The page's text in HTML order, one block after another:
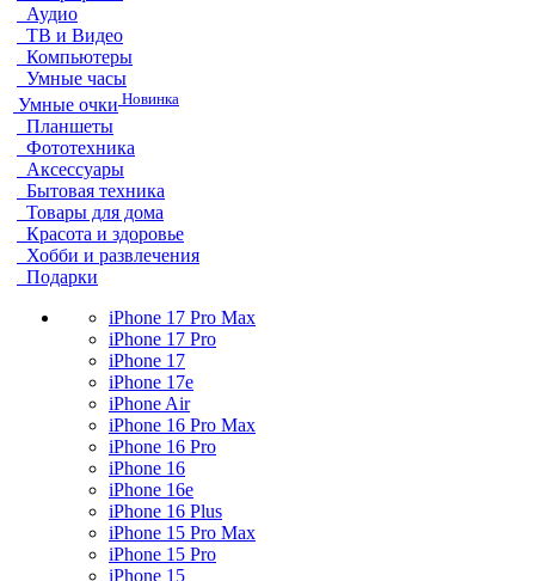
Аудио
ТВ и Видео
Компьютеры
Умные часы
Умные очки Новинка
Планшеты
Фототехника
Аксессуары
Бытовая техника
Товары для дома
Красота и здоровье
Хобби и развлечения
Подарки
iPhone 17 Pro Max
iPhone 17 Pro
iPhone 17
iPhone 17e
iPhone Air
iPhone 16 Pro Max
iPhone 16 Pro
iPhone 16
iPhone 16e
iPhone 16 Plus
iPhone 15 Pro Max
iPhone 15 Pro
iPhone 15